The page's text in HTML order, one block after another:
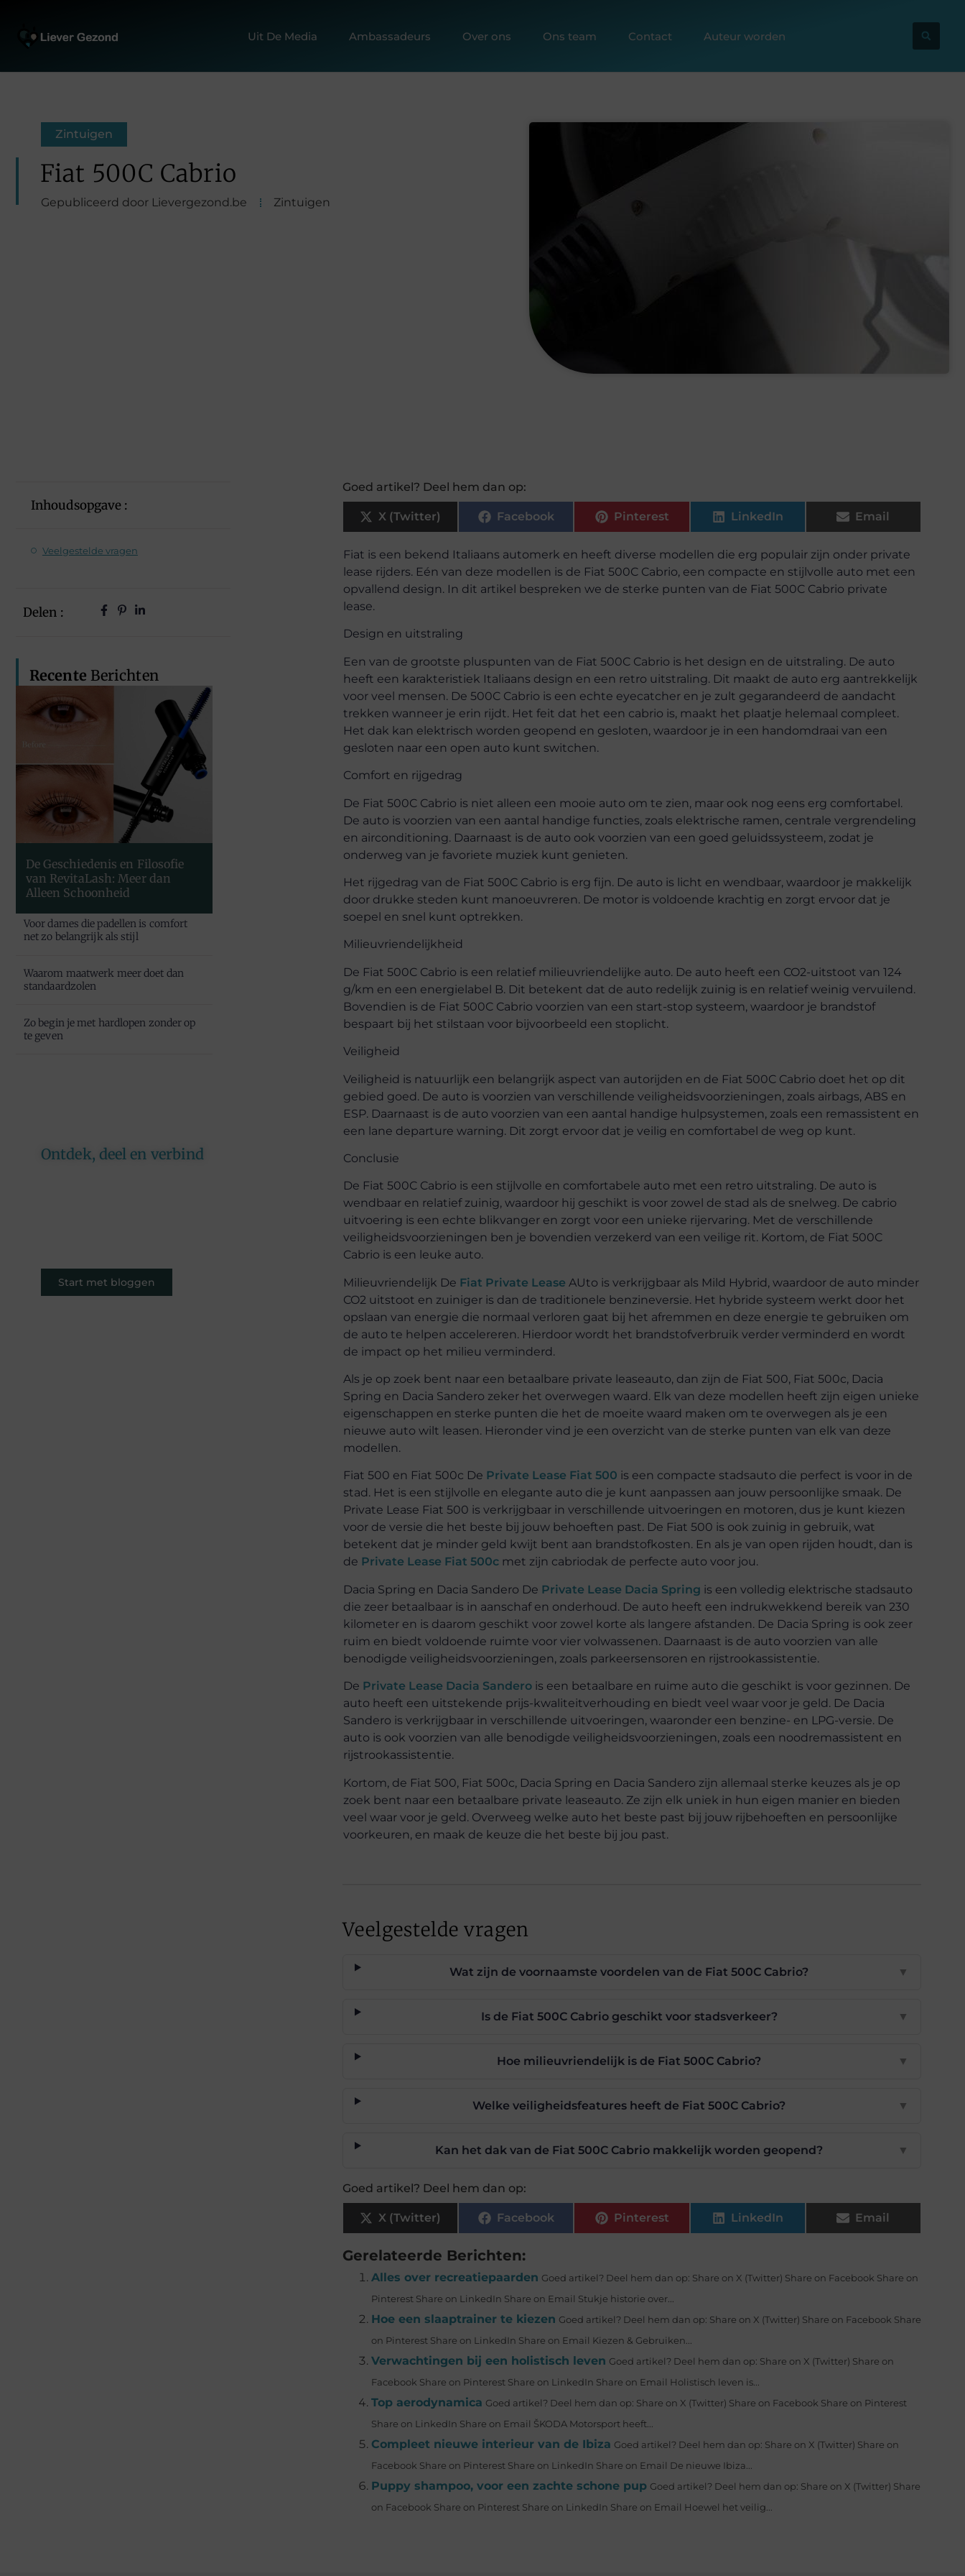
Uit De Media Ambassadeurs Over ons Ons team Contact Auteur worden
Zintuigen
Fiat 500C Cabrio
Gepubliceerd door Lievergezond.be Zintuigen
Inhoudsopgave :
Veelgestelde vragen
Delen :
Recente Berichten
De Geschiedenis en Filosofie
van RevitaLash: Meer dan
Alleen Schoonheid
Voor dames die padellen is comfort
net zo belangrijk als stijl
Waarom maatwerk meer doet dan
standaardzolen
Zo begin je met hardlopen zonder op
te geven
Ontdek, deel en verbind
Start met bloggen
Goed artikel? Deel hem dan op:
X (Twitter) Facebook Pinterest LinkedIn Email
Fiat is een bekend Italiaans automerk en heeft diverse modellen die erg populair zijn onder private
lease rijders. Eén van deze modellen is de Fiat 500C Cabrio, een compacte en stijlvolle auto met een
opvallend design. In dit artikel bespreken we de sterke punten van de Fiat 500C Cabrio private
lease.
Design en uitstraling
Een van de grootste pluspunten van de Fiat 500C Cabrio is het design en de uitstraling. De auto
heeft een karakteristiek Italiaans design en een retro uitstraling. Dit maakt de auto erg aantrekkelijk
voor veel mensen. De 500C Cabrio is een echte eyecatcher en je zult gegarandeerd de aandacht
trekken wanneer je erin rijdt. Het feit dat het een cabrio is, maakt het plaatje helemaal compleet.
Het dak kan elektrisch worden geopend en gesloten, waardoor je in een handomdraai van een
gesloten naar een open auto kunt switchen.
Comfort en rijgedrag
De Fiat 500C Cabrio is niet alleen een mooie auto om te zien, maar ook nog eens erg comfortabel.
De auto is voorzien van een aantal handige functies, zoals elektrische ramen, centrale vergrendeling
en airconditioning. Daarnaast is de auto ook voorzien van een goed geluidssysteem, zodat je
onderweg van je favoriete muziek kunt genieten.
Het rijgedrag van de Fiat 500C Cabrio is erg fijn. De auto is licht en wendbaar, waardoor je makkelijk
door drukke steden kunt manoeuvreren. De motor is voldoende krachtig en zorgt ervoor dat je
soepel en snel kunt optrekken.
Milieuvriendelijkheid
De Fiat 500C Cabrio is een relatief milieuvriendelijke auto. De auto heeft een CO2-uitstoot van 124
g/km en een energielabel B. Dit betekent dat de auto redelijk zuinig is en relatief weinig vervuilend.
Bovendien is de Fiat 500C Cabrio voorzien van een start-stop systeem, waardoor je brandstof
bespaart bij het stilstaan voor bijvoorbeeld een stoplicht.
Veiligheid
Veiligheid is natuurlijk een belangrijk aspect van autorijden en de Fiat 500C Cabrio doet het op dit
gebied goed. De auto is voorzien van verschillende veiligheidsvoorzieningen, zoals airbags, ABS en
ESP. Daarnaast is de auto voorzien van een aantal handige hulpsystemen, zoals een remassistent en
een lane departure warning. Dit zorgt ervoor dat je veilig en comfortabel de weg op kunt.
Conclusie
De Fiat 500C Cabrio is een stijlvolle en comfortabele auto met een retro uitstraling. De auto is
wendbaar en relatief zuinig, waardoor hij geschikt is voor zowel de stad als de snelweg. De cabrio
uitvoering is een echte blikvanger en zorgt voor een unieke rijervaring. Met de verschillende
veiligheidsvoorzieningen ben je bovendien verzekerd van een veilige rit. Kortom, de Fiat 500C
Cabrio is een leuke auto.
Milieuvriendelijk De Fiat Private Lease AUto is verkrijgbaar als Mild Hybrid, waardoor de auto minder
CO2 uitstoot en zuiniger is dan de traditionele benzineversie. Het hybride systeem werkt door het
opslaan van energie die normaal verloren gaat bij het afremmen en deze energie te gebruiken om
de auto te helpen accelereren. Hierdoor wordt het brandstofverbruik verder verminderd en wordt
de impact op het milieu verminderd.
Als je op zoek bent naar een betaalbare private leaseauto, dan zijn de Fiat 500, Fiat 500c, Dacia
Spring en Dacia Sandero zeker het overwegen waard. Elk van deze modellen heeft zijn eigen unieke
eigenschappen en sterke punten die het de moeite waard maken om te overwegen als je een
nieuwe auto wilt leasen. Hieronder vind je een overzicht van de sterke punten van elk van deze
modellen.
Fiat 500 en Fiat 500c De Private Lease Fiat 500 is een compacte stadsauto die perfect is voor in de
stad. Het is een stijlvolle en elegante auto die je kunt aanpassen aan jouw persoonlijke smaak. De
Private Lease Fiat 500 is verkrijgbaar in verschillende uitvoeringen en motoren, dus je kunt kiezen
voor de versie die het beste bij jouw behoeften past. De Fiat 500 is ook zuinig in gebruik, wat
betekent dat je minder geld kwijt bent aan brandstofkosten. En als je van open rijden houdt, dan is
de Private Lease Fiat 500c met zijn cabriodak de perfecte auto voor jou.
Dacia Spring en Dacia Sandero De Private Lease Dacia Spring is een volledig elektrische stadsauto
die zeer betaalbaar is in aanschaf en onderhoud. De auto heeft een indrukwekkend bereik van 230
kilometer en is daarom geschikt voor zowel korte als langere afstanden. De Dacia Spring is ook zeer
ruim en biedt voldoende ruimte voor vier volwassenen. Daarnaast is de auto voorzien van alle
benodigde veiligheidsvoorzieningen, zoals parkeersensoren en rijstrookassistentie.
De Private Lease Dacia Sandero is een betaalbare en ruime auto die geschikt is voor gezinnen. De
auto heeft een uitstekende prijs-kwaliteitverhouding en biedt veel waar voor je geld. De Dacia
Sandero is verkrijgbaar in verschillende uitvoeringen, waaronder een benzine- en LPG-versie. De
auto is ook voorzien van alle benodigde veiligheidsvoorzieningen, zoals een noodremassistent en
rijstrookassistentie.
Kortom, de Fiat 500, Fiat 500c, Dacia Spring en Dacia Sandero zijn allemaal sterke keuzes als je op
zoek bent naar een betaalbare private leaseauto. Ze zijn elk uniek in hun eigen manier en bieden
veel waar voor je geld. Overweeg welke auto het beste past bij jouw rijbehoeften en persoonlijke
voorkeuren, en maak de keuze die het beste bij jou past.
Veelgestelde vragen
Wat zijn de voornaamste voordelen van de Fiat 500C Cabrio? ▼
Is de Fiat 500C Cabrio geschikt voor stadsverkeer? ▼
Hoe milieuvriendelijk is de Fiat 500C Cabrio? ▼
Welke veiligheidsfeatures heeft de Fiat 500C Cabrio? ▼
Kan het dak van de Fiat 500C Cabrio makkelijk worden geopend? ▼
Goed artikel? Deel hem dan op:
X (Twitter) Facebook Pinterest LinkedIn Email
Gerelateerde Berichten:
Alles over recreatiepaarden Goed artikel? Deel hem dan op: Share on X (Twitter) Share on Facebook Share on
Pinterest Share on LinkedIn Share on Email Stukje historie over...
Hoe een slaaptrainer te kiezen Goed artikel? Deel hem dan op: Share on X (Twitter) Share on Facebook Share
on Pinterest Share on LinkedIn Share on Email Kiezen & Gebruiken...
Verwachtingen bij een holistisch leven Goed artikel? Deel hem dan op: Share on X (Twitter) Share on
Facebook Share on Pinterest Share on LinkedIn Share on Email Holistisch leven is...
Top aerodynamica Goed artikel? Deel hem dan op: Share on X (Twitter) Share on Facebook Share on Pinterest
Share on LinkedIn Share on Email ŠKODA Motorsport heeft...
Compleet nieuwe interieur van de Ibiza Goed artikel? Deel hem dan op: Share on X (Twitter) Share on
Facebook Share on Pinterest Share on LinkedIn Share on Email De nieuwe Ibiza...
Puppy shampoo, voor een zachte schone pup Goed artikel? Deel hem dan op: Share on X (Twitter) Share
on Facebook Share on Pinterest Share on LinkedIn Share on Email Hoewel het veilig...